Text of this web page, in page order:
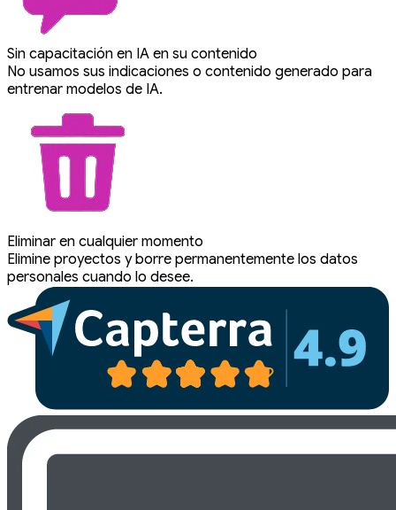
Sin capacitación en IA en su contenido
No usamos sus indicaciones o contenido generado para
entrenar modelos de IA.
Eliminar en cualquier momento
Elimine proyectos y borre permanentemente los datos
personales cuando lo desee.